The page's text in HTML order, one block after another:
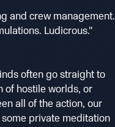
and crew management.
Ludicrous."
often go straight to
of hostile worlds, or
all of the action, our
private meditation